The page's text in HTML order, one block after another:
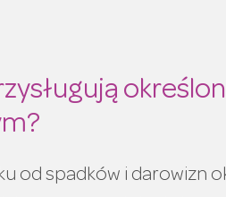
od spadków i darowizn